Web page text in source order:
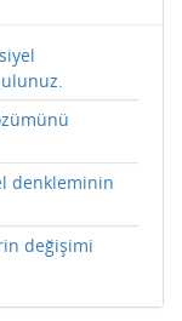
denkleminin
değişimi